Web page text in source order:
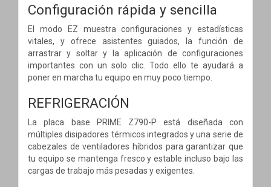
Configuración rápida y sencilla
El modo EZ muestra configuraciones y estadísticas
vitales, y ofrece asistentes guiados, la función de
arrastrar y soltar y la aplicación de configuraciones
importantes con un solo clic. Todo ello te ayudará a
poner en marcha tu equipo en muy poco tiempo.
REFRIGERACIÓN
La placa base PRIME Z790-P está diseñada con
múltiples disipadores térmicos integrados y una serie de
cabezales de ventiladores híbridos para garantizar que
tu equipo se mantenga fresco y estable incluso bajo las
cargas de trabajo más pesadas y exigentes.